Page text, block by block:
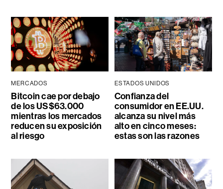
MERCADOS
Bitcoin cae por debajo
de los US$63.000
mientras los mercados
reducen su exposición
al riesgo
ESTADOS UNIDOS
Confianza del
consumidor en EE.UU.
alcanza su nivel más
alto en cinco meses:
estas son las razones